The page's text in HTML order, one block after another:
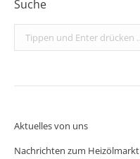
Suche
Search:
Aktuelles von uns
Nachrichten zum Heizölmarkt